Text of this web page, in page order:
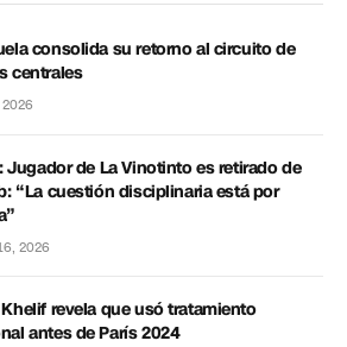
consolida su retorno al circuito de
centrales
Jugador de La Vinotinto es retirado de
“La cuestión disciplinaria está por
2026
revela que usó tratamiento
antes de París 2024